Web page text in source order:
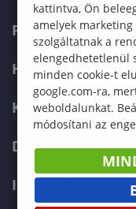
HALLGATÓKNAK
KÉPZÉSEK
DOKTORI ISKOLA
INTERNATIONAL
kattintva, Ön
amelyek
szolgáltatnak a
elengedhetetlenül
minden cookie-t
google.com-ra,
weboldalunkat.
módosítani az